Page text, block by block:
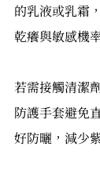
的乳液或乳霜
乾癢與敏感機
若需接觸清潔
防護手套避免
好防曬，減少